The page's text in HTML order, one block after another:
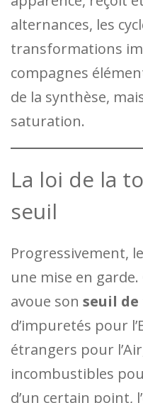
alternances, les
transformations
compagnes
de la synthèse,
saturation.
La loi de la
seuil
Progressivement,
une mise en
avoue son seuil
d’impuretés pour
étrangers pour
incombustibles
d’un certain point,